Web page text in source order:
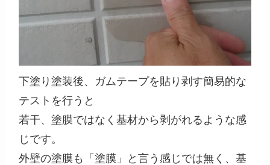
下塗り塗装後、ガムテープを貼り剥す簡易的な
テストを行うと
若干、塗膜ではなく基材から剥がれるような感
じです。
外壁の塗膜も「塗膜」と言う感じでは無く、基